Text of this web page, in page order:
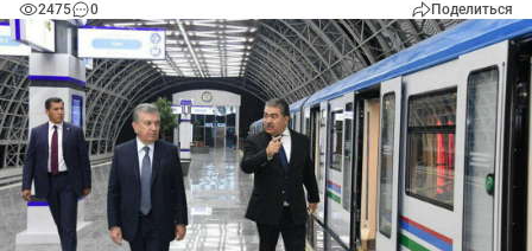
2475 0 Поделиться